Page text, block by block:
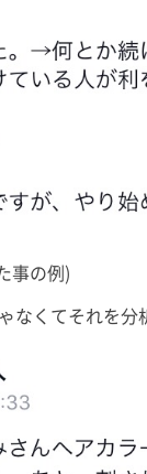
事の例)
なくてそれを分